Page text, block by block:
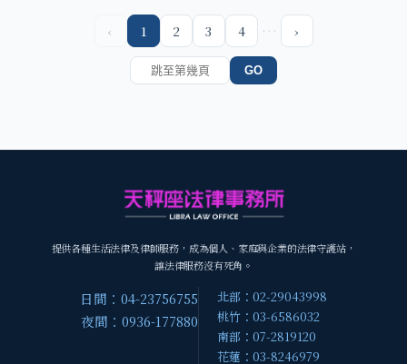
‹ 1 2 3 4 … ›
GO
提供各種生活法律及律師服務，成為個人、家庭與企業的法律守護站，
讓法律服務沒有死角。
日間：04-23756755
夜間：0936-177880
北部：02-29043998
桃竹：03-6586032
南部：07-2819120
花蓮：03-8246979